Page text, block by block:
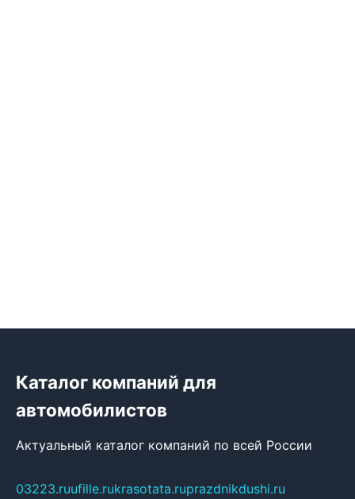
Каталог компаний для
автомобилистов
Актуальный каталог компаний по всей России
03223.ruufille.rukrasotata.ruprazdnikdushi.ru